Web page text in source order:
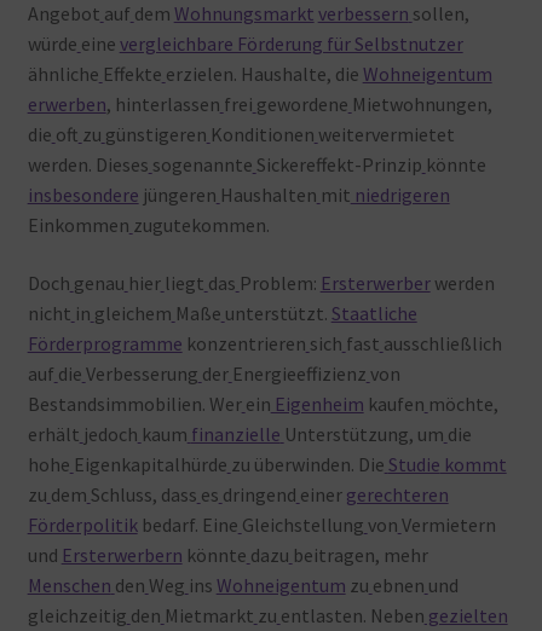
Angebot auf dem Wohnungsmarkt verbessern sollen,
würde eine vergleichbare Förderung für Selbstnutzer
ähnliche Effekte erzielen. Haushalte, die Wohneigentum
erwerben, hinterlassen frei gewordene Mietwohnungen,
die oft zu günstigeren Konditionen weitervermietet
werden. Dieses sogenannte Sickereffekt-Prinzip könnte
insbesondere jüngeren Haushalten mit niedrigeren
Einkommen zugutekommen.
Doch genau hier liegt das Problem: Ersterwerberwerden
nicht in gleichem Maße unterstützt. Staatliche
Förderprogramme konzentrieren sich fast ausschließlich
auf die Verbesserung der Energieeffizienz von
Bestandsimmobilien. Wer ein Eigenheim kaufen möchte,
erhält jedoch kaum finanzielle Unterstützung, um die
hohe Eigenkapitalhürde zu überwinden. Die Studie kommt
zu dem Schluss, dass es dringend einer gerechteren
Förderpolitikbedarf. Eine Gleichstellung von Vermietern
und Ersterwerbern könnte dazu beitragen, mehr
Menschen den Weg ins Wohneigentum zu ebnen und
gleichzeitig den Mietmarkt zu entlasten. Neben gezielten